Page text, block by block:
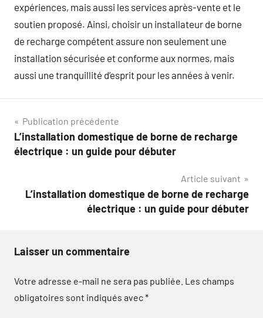
expériences, mais aussi les services après-vente et le
soutien proposé. Ainsi, choisir un installateur de borne
de recharge compétent assure non seulement une
installation sécurisée et conforme aux normes, mais
aussi une tranquillité d’esprit pour les années à venir.
Navigation
de
Publication précédente
L’installation domestique de borne de recharge
électrique : un guide pour débuter
Article suivant
L’installation domestique de borne de recharge
électrique : un guide pour débuter
Laisser un commentaire
Votre adresse e-mail ne sera pas publiée. Les champs
obligatoires sont indiqués avec*